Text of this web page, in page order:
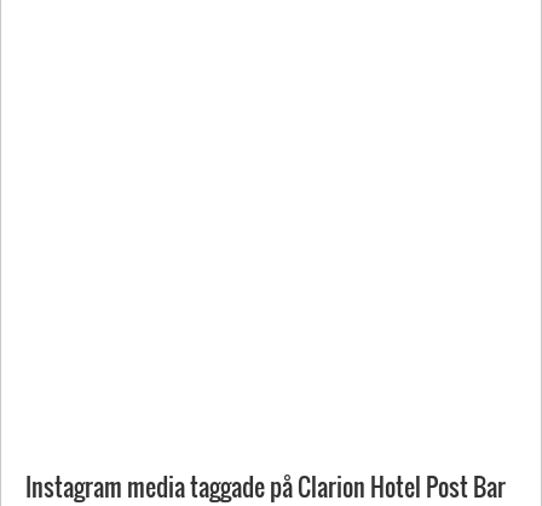
Instagram media taggade på Clarion Hotel Post Bar